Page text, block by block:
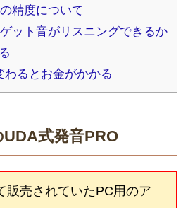
精度について
ット音がリスニングできるか
わるとお金がかかる
式発音PRO
販売されていたPC用のア